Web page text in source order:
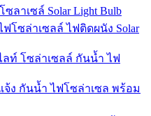
ลาเซล์ Solar Light Bulb
โซล่าเซลล์ ไฟติดผนัง Solar
ท์ โซล่าเซลล์ กันน้ำ ไฟ
จ้ง กันน้ำ ไฟโซล่าเซล พร้อม